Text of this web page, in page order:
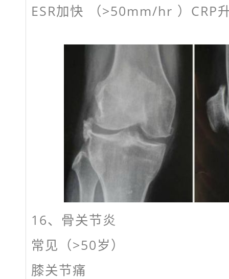
ESR加快 （>50mm/hr ）CRP
16、骨关节炎
常见（>50岁）
膝关节痛